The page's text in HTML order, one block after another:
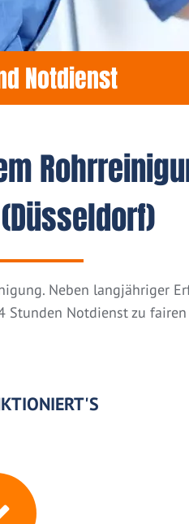
Notdienst
Neben langjähriger
Notdienst zu fairen